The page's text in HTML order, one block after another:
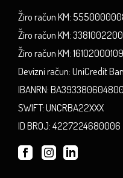
Žiro račun KM:
Žiro račun KM:
Žiro račun KM:
Devizni račun: UniCredit
IBANRN:
SWIFT: UNCRBA22XXX
ID BROJ: 4227224680006